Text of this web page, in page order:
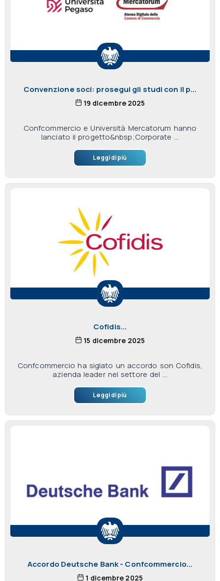
Convenzione soci: prosegui gli studi con il p...
19 dicembre 2025
Confcommercio e Università Mercatorum hanno
lanciato il progetto&nbsp;Corporate ...
Leggi di più
Cofidis...
15 dicembre 2025
Confcommercio ha siglato un accordo son Cofidis,
azienda leader nel settore del ...
Leggi di più
Accordo Deutsche Bank - Confcommercio...
1 dicembre 2025